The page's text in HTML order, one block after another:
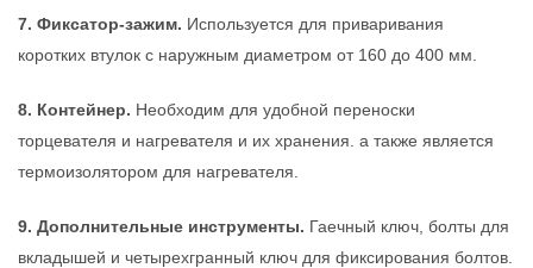
7. Фиксатор-зажим. Используется для приваривания
коротких втулок с наружным диаметром от 160 до 400 мм.
8. Контейнер. Необходим для удобной переноски
торцевателя и нагревателя и их хранения. а также является
термоизолятором для нагревателя.
9. Дополнительные инструменты. Гаечный ключ, болты для
вкладышей и четырехгранный ключ для фиксирования болтов.